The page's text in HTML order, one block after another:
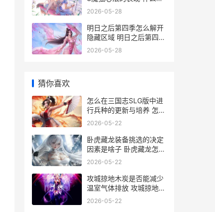
合最好
2026-05-28
明日之后第四季怎么解开
隐藏区域 明日之后第四季
下载
2026-05-28
猜你喜欢
怎么在三国志SLG版中进
行兵种的更新与培养 怎么
在三国志13里打字
2026-05-22
卧虎藏龙装备挑选的决定
因素是啥子 卧虎藏龙怎么
提升属性
2026-05-22
攻城掠地木炭是否能减少
温室气体排放 攻城掠地木
炭获取
2026-05-22